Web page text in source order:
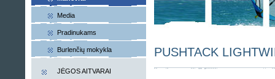
PUSHTACK
Media
Pradinukams
Burlenčių mokykla
JĖGOS AITVARAI